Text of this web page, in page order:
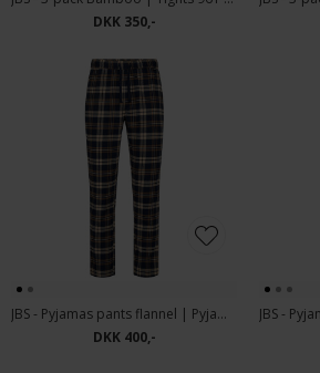
DKK 350,-
JBS - Pyjamas pants flannel | Pyjamasbuks
DKK 400,-